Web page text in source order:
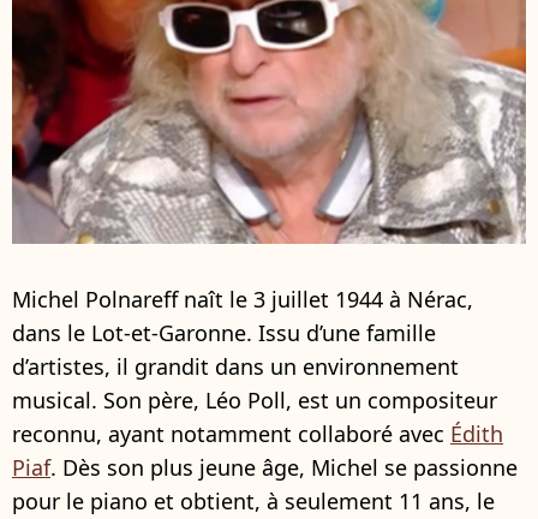
Michel Polnareff naît le 3 juillet 1944 à Nérac,
dans le Lot-et-Garonne. Issu d’une famille
d’artistes, il grandit dans un environnement
musical. Son père, Léo Poll, est un compositeur
reconnu, ayant notamment collaboré avec Édith
Piaf. Dès son plus jeune âge, Michel se passionne
pour le piano et obtient, à seulement 11 ans, le